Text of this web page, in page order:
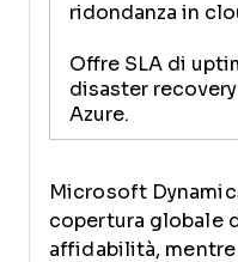
ridondanza in
Offre SLA di
disaster
Azure.
Microsoft
copertura globale
affidabilità,